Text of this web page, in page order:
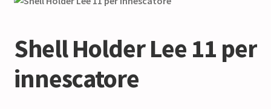
Shell Holder Lee 11 per
innescatore